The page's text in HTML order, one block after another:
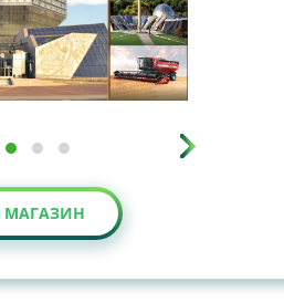
МАГАЗИН